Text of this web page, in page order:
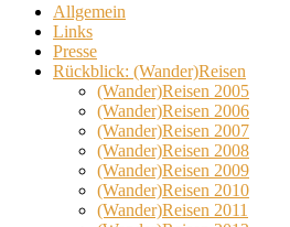
Allgemein
Links
Presse
Rückblick: (Wander)Reisen
(Wander)Reisen 2005
(Wander)Reisen 2006
(Wander)Reisen 2007
(Wander)Reisen 2008
(Wander)Reisen 2009
(Wander)Reisen 2010
(Wander)Reisen 2011